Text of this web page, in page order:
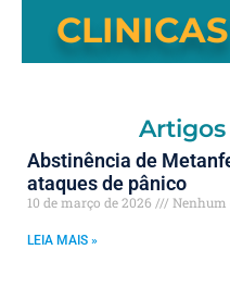
Abstinência de
ataques de pânico
10 de março de 2026
LEIA MAIS »